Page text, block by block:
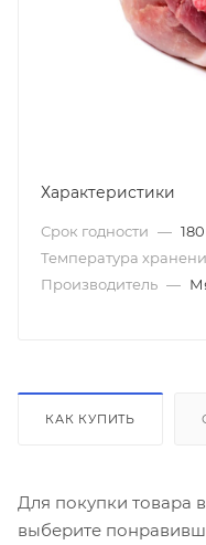
Характеристики
Срок годности —
Температура
Производитель —
КАК КУПИТЬ
Для покупки товара
выберите